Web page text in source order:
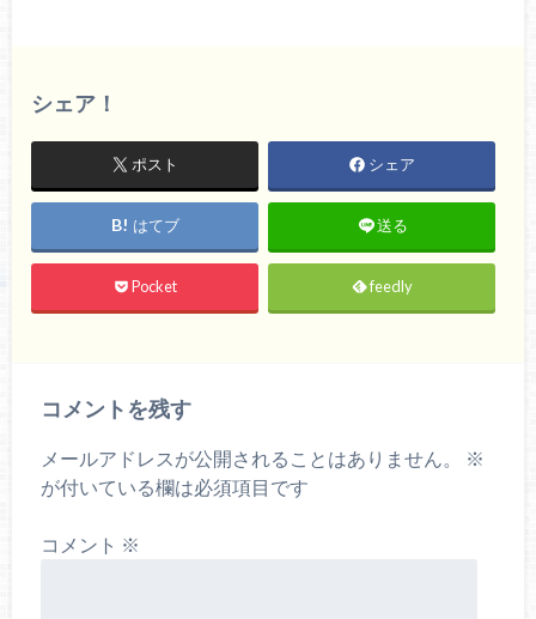
シェア！
ポスト シェア
はてブ 送る
Pocket feedly
コメントを残す
メールアドレスが公開されることはありません。
※
が付いている欄は必須項目です
コメント ※